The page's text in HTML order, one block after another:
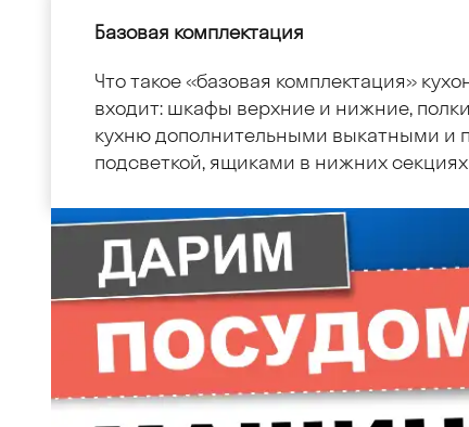
Базовая комплектация
Что такое «базовая комплектация»
входит: шкафы верхние и нижние,
кухню дополнительными выкатными и
подсветкой, ящиками в нижних